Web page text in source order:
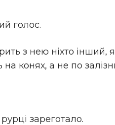
голос.
з нею ніхто інший,
конях, а не по
зареготало.